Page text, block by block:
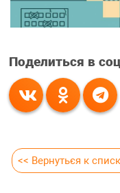
Поделиться в
<< Вернуться к